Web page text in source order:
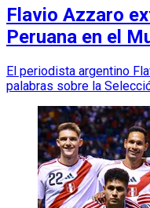
Flavio Azzaro
Peruana en el
El periodista argentino
palabras sobre la